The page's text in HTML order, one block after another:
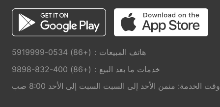
هاتف المبيعات：(+86) 0534-5919999
خدمات ما بعد البيع：(+86) 400-832-9898